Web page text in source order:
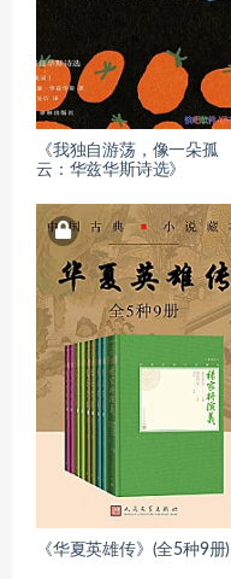
《我独自游荡，像一朵孤
云：华兹华斯诗选》
《华夏英雄传》(全5种9册)